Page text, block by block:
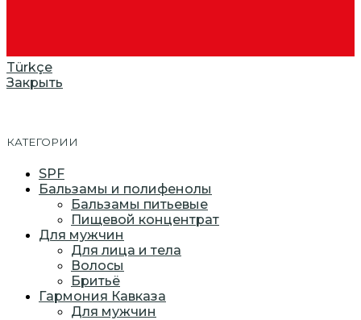
Türkçe
Закрыть
КАТЕГОРИИ
SPF
Бальзамы и полифенолы
Бальзамы питьевые
Пищевой концентрат
Для мужчин
Для лица и тела
Волосы
Бритьё
Гармония Кавказа
Для мужчин